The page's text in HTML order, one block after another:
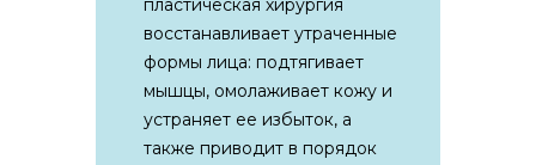
пластическая хирургия
восстанавливает утраченные
формы лица: подтягивает
мышцы, омолаживает кожу и
устраняет ее избыток, а
также приводит в порядок